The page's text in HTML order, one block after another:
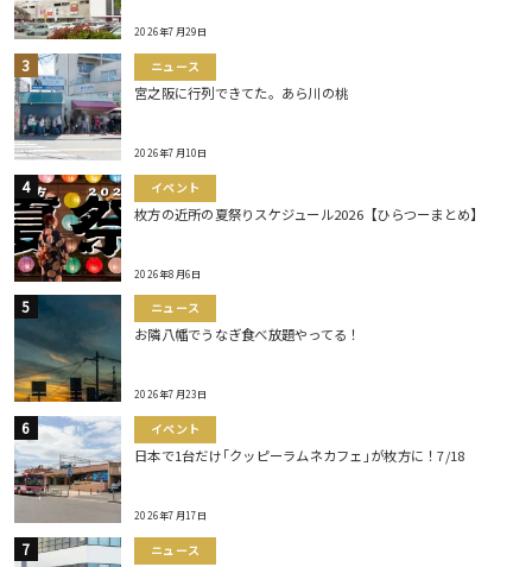
2026年7月29日
ニュース
宮之阪に行列できてた。あら川の桃
2026年7月10日
イベント
枚方の近所の夏祭りスケジュール2026【ひらつーまとめ】
2026年8月6日
ニュース
お隣八幡でうなぎ食べ放題やってる！
2026年7月23日
イベント
日本で1台だけ｢クッピーラムネカフェ｣が枚方に！7/18
2026年7月17日
ニュース